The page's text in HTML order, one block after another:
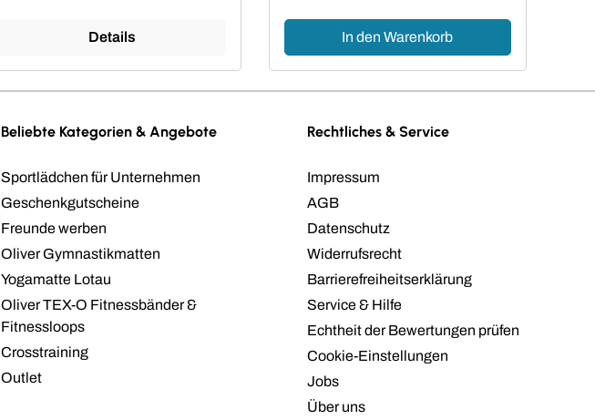
Details In den Warenkorb
Beliebte Kategorien & Angebote
Sportlädchen für Unternehmen
Geschenkgutscheine
Freunde werben
Oliver Gymnastikmatten
Yogamatte Lotau
Oliver TEX-O Fitnessbänder &
Fitnessloops
Crosstraining
Outlet
Rechtliches & Service
Impressum
AGB
Datenschutz
Widerrufsrecht
Barrierefreiheitserklärung
Service & Hilfe
Echtheit der Bewertungen prüfen
Cookie-Einstellungen
Jobs
Über uns